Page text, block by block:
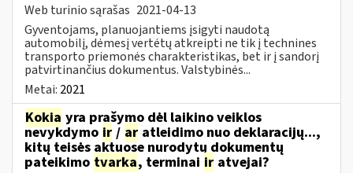
Web turinio sąrašas 2021-04-13
Gyventojams, planuojantiems įsigyti naudotą
automobilį, dėmesį vertėtų atkreipti ne tik į technines
transporto priemonės charakteristikas, bet ir į sandorį
patvirtinančius dokumentus. Valstybinės...
Metai: 2021
Kokia yra prašymo dėl laikino veiklos
nevykdymo ir / ar atleidimo nuo deklaracijų...,
kitų teisės aktuose nurodytų dokumentų
pateikimo tvarka, terminai ir atvejai?